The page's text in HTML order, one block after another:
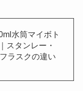
水筒マイボト
スタンレー・
ラスクの違い